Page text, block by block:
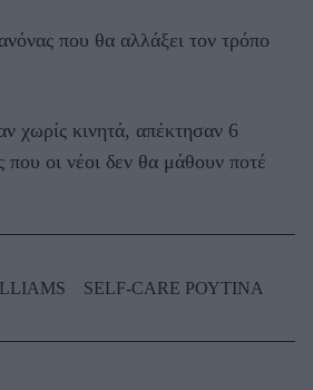
που θα αλλάξει τον τρόπο
χωρίς κινητά, απέκτησαν 6
που οι νέοι δεν θα μάθουν ποτέ
SELF-CARE ΡΟΥΤΙΝΑ